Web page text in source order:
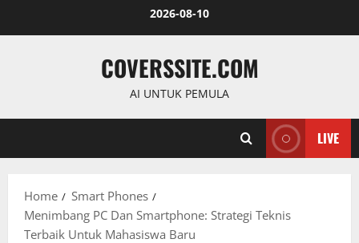
2026-08-10
COVERSSITE.COM
AI UNTUK PEMULA
LIVE
Home
Smart Phones
Menimbang PC Dan Smartphone: Strategi Teknis
Terbaik Untuk Mahasiswa Baru